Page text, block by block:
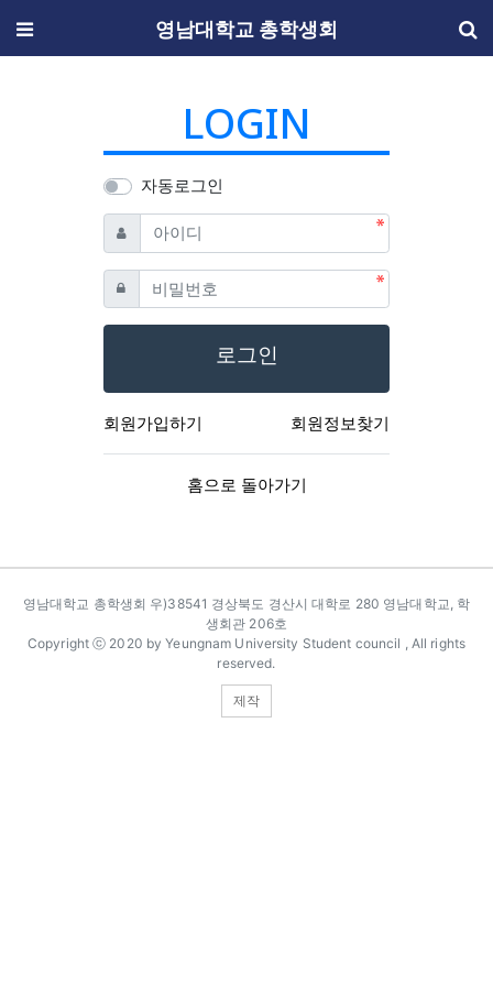
메뉴 영남대학교 총학생회
LOGIN
자동로그인
아이디
필수
비밀번호필수
로그인
회원가입하기 회원정보찾기
홈으로 돌아가기
카피라이트
영남대학교 총학생회 우)38541 경상북도 경산시 대학로 280 영남대학교, 학
생회관 206호
Copyright ⓒ 2020 by Yeungnam University Student council , All rights
reserved.
제작